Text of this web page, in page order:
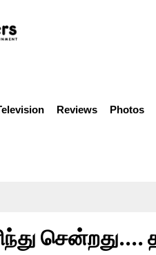
Reviews Photos